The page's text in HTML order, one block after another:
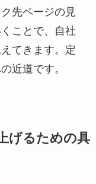
先ページの見
ことで、自社
てきます。定
近道です。
げるための具